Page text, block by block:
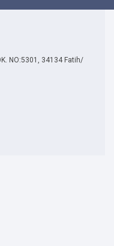
NO:5301, 34134 Fatih/